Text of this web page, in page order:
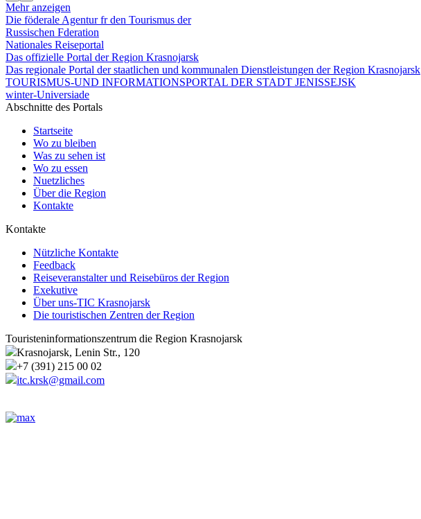
Mehr anzeigen
Die föderale Agentur fr den Tourismus der
Russischen Fderation
Nationales Reiseportal
Das offizielle Portal der Region Krasnojarsk
Das regionale Portal der staatlichen und kommunalen Dienstleistungen der Region Krasnojarsk
TOURISMUS-UND INFORMATIONSPORTAL DER STADT JENISSEJSK
winter-Universiade
Abschnitte des Portals
Startseite
Wo zu bleiben
Was zu sehen ist
Wo zu essen
Nuetzliches
Über die Region
Kontakte
Kontakte
Nützliche Kontakte
Feedback
Reiseveranstalter und Reisebüros der Region
Exekutive
Über uns-TIC Krasnojarsk
Die touristischen Zentren der Region
Touristeninformationszentrum die Region Krasnojarsk
Krasnojarsk, Lenin Str., 120
+7 (391) 215 00 02
itc.krsk@gmail.com